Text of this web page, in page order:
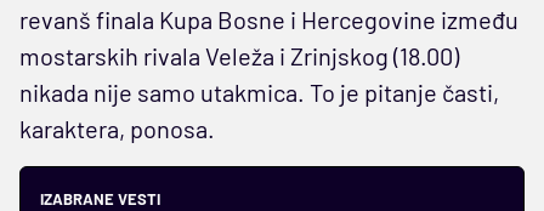
revanš finala Kupa Bosne i Hercegovine između
mostarskih rivala Veleža i Zrinjskog (18.00)
nikada nije samo utakmica. To je pitanje časti,
karaktera, ponosa.
IZABRANE VESTI